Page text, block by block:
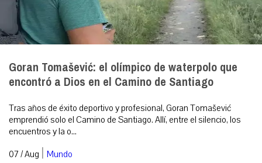
Goran Tomašević: el olímpico de waterpolo que
encontró a Dios en el Camino de Santiago
Tras años de éxito deportivo y profesional, Goran Tomašević
emprendió solo el Camino de Santiago. Allí, entre el silencio, los
encuentros y la o...
07 / Aug | Mundo